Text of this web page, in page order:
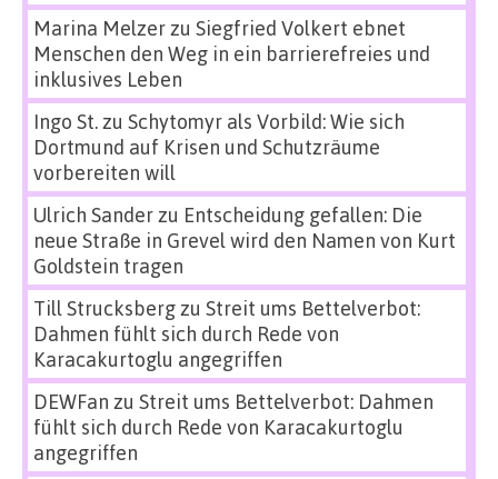
Marina Melzerzu Siegfried Volkert ebnet
Menschen den Weg in ein barrierefreies und
inklusives Leben
Ingo St.zu Schytomyr als Vorbild: Wie sich
Dortmund auf Krisen und Schutzräume
vorbereiten will
Ulrich Sanderzu Entscheidung gefallen: Die
neue Straße in Grevel wird den Namen von Kurt
Goldstein tragen
Till Strucksbergzu Streit ums Bettelverbot:
Dahmen fühlt sich durch Rede von
Karacakurtoglu angegriffen
DEWFan zu Streit ums Bettelverbot: Dahmen
fühlt sich durch Rede von Karacakurtoglu
angegriffen